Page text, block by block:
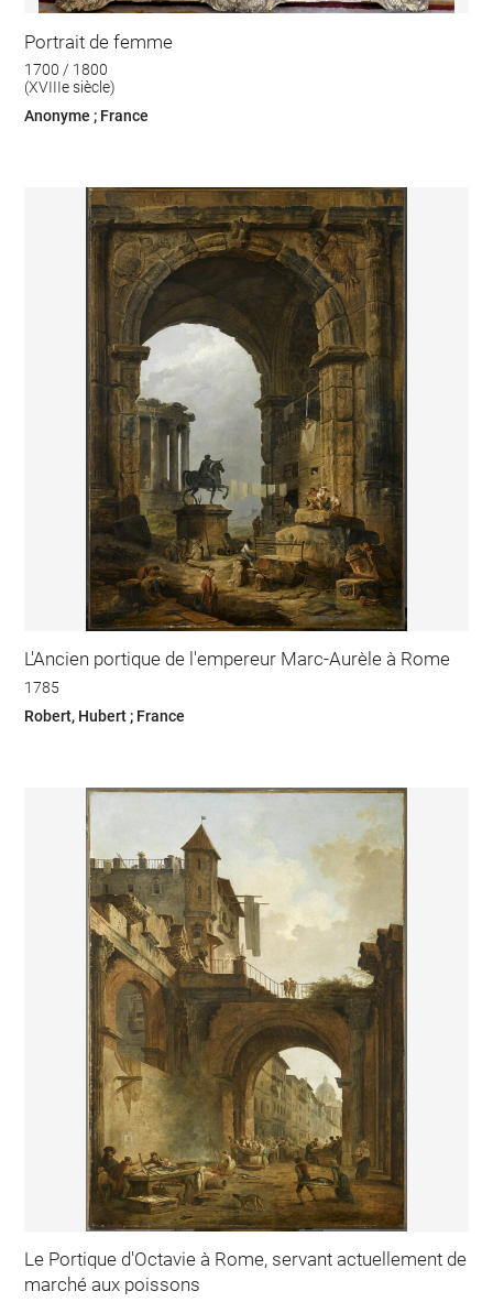
Portrait de femme
1700 / 1800
(XVIIIe siècle)
Anonyme ; France
L'Ancien portique de l'empereur Marc-Aurèle à Rome
1785
Robert, Hubert ; France
Le Portique d'Octavie à Rome, servant actuellement de
marché aux poissons